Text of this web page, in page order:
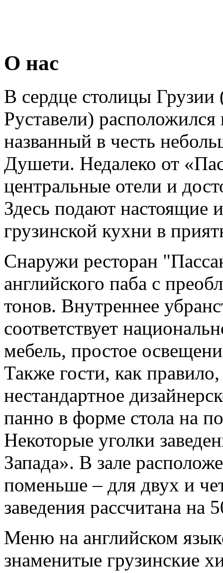
О нас
В сердце столицы Грузии
Руставели)
названный в честь
Душети. Недалеко от
центральные отели и
Здесь подают настоящие
грузинской кухни в
Снаружи ресторан
английского паба с
тонов. Внутреннее
соответствует
мебель, простое
Также гости, как
нестандартное
панно в форме стола на
Некоторые уголки
Запада». В зале
поменьше – для двух и
заведения рассчитана на
Меню на английском
знаменитые грузинские